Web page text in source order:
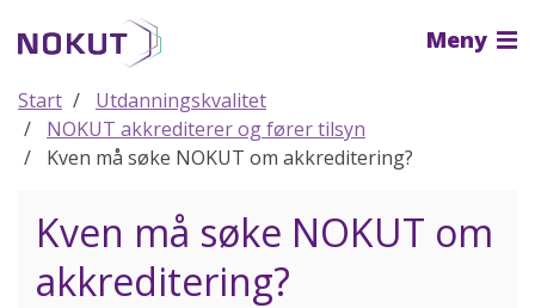
hovedinnhold
Meny
Start
Utdanningskvalitet
NOKUT akkrediterer og fører tilsyn
Kven må søke NOKUT om akkreditering?
Kven må søke NOKUT om
akkreditering?